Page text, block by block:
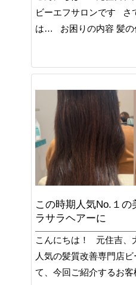
ビーエフサロンです さ
は… お困りの内容 髪
この時期人気No.１
ラサラヘアーに
こんにちは！ 元住吉、
人気の髪質改善専門店
て、今回ご紹介するお